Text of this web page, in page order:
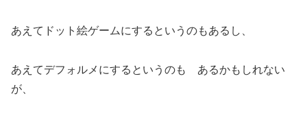
あえてドット絵ゲームにするというのもあるし、
あえてデフォルメにするというのも あるかもしれない
が、